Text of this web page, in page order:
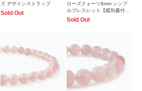
ズ デザインストラップ
Sold Out
ローズクォーツ8mm シンプ
ルブレスレット【鑑別書付
き】
Sold Out